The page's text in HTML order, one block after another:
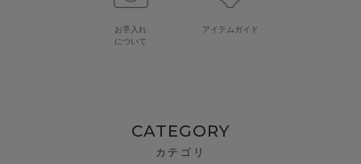
お手入れ
について
アイテムガイド
CATEGORY
カテゴリ